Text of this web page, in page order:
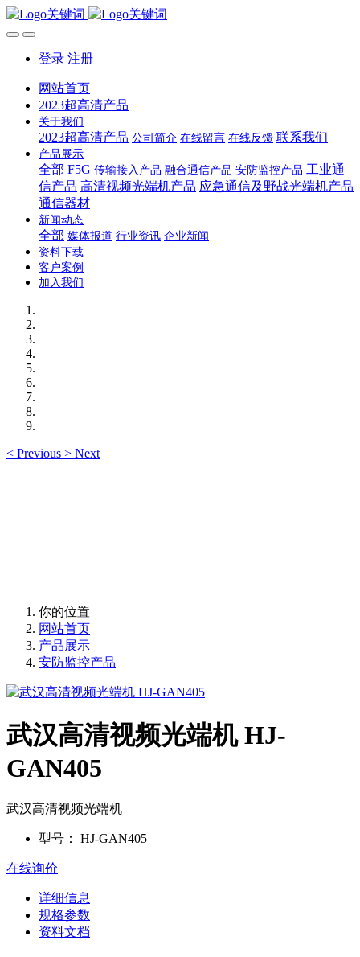
登录 注册
网站首页
2023超高清产品
关于我们
2023超高清产品 公司简介 在线留言 在线反馈 联系我们
产品展示
全部 F5G 传输接入产品 融合通信产品 安防监控产品 工业通
信产品 高清视频光端机产品 应急通信及野战光端机产品
通信器材
新闻动态
全部 媒体报道 行业资讯 企业新闻
资料下载
客户案例
加入我们
< Previous > Next
你的位置
网站首页
产品展示
安防监控产品
武汉高清视频光端机 HJ-
GAN405
武汉高清视频光端机
型号： HJ-GAN405
在线询价
详细信息
规格参数
资料文档